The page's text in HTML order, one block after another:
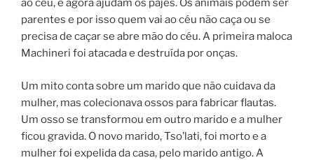
ao céu, e agora ajudam os pajés. Os animais podem ser
parentes e por isso quem vai ao céu não caça ou se
precisa de caçar se abre mão do céu. A primeira maloca
Machineri foi atacada e destruída por onças.
Um mito conta sobre um marido que não cuidava da
mulher, mas colecionava ossos para fabricar flautas.
Um osso se transformou em outro marido e a mulher
ficou gravida. O novo marido, Tso’lati, foi morto e a
mulher foi expelida da casa, pelo marido antigo. A